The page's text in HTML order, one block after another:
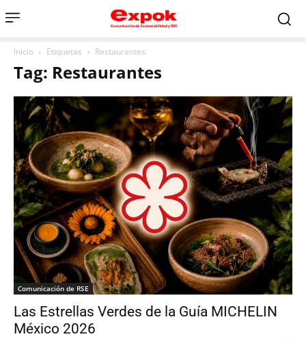
Inicio Etiquetas Restaurantes
Tag: Restaurantes
Comunicación de RSE
Las Estrellas Verdes de la Guía MICHELIN
México 2026